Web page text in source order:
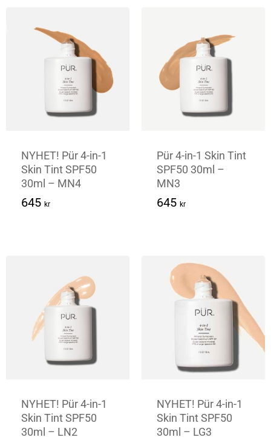
NYHET! Pür 4-in-1
Skin Tint SPF50
30ml – MN4
645 kr
Pür 4-in-1 Skin Tint
SPF50 30ml –
MN3
645 kr
NYHET! Pür 4-in-1
Skin Tint SPF50
30ml – LN2
NYHET! Pür 4-in-1
Skin Tint SPF50
30ml – LG3